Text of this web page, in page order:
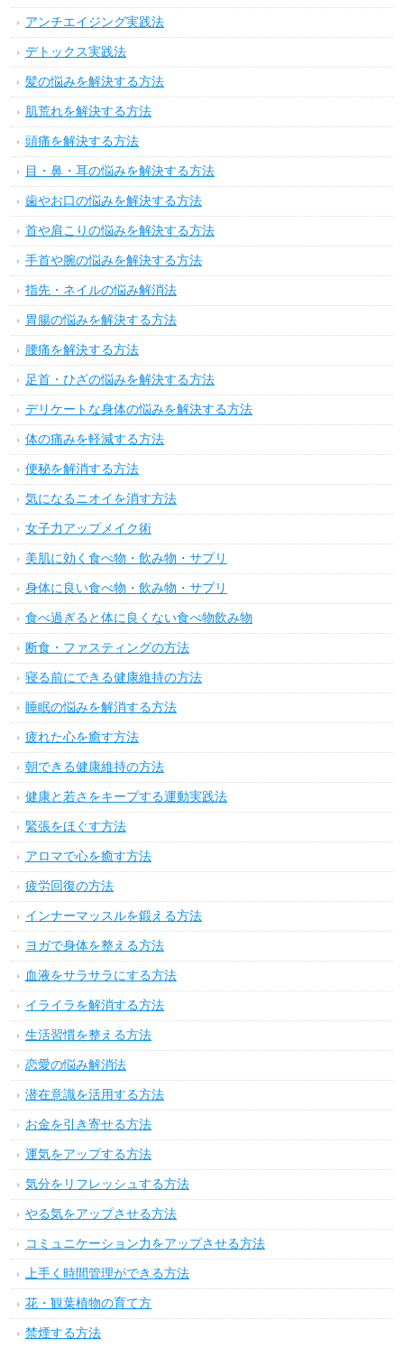
アンチエイジング実践法
デトックス実践法
髪の悩みを解決する方法
肌荒れを解決する方法
頭痛を解決する方法
目・鼻・耳の悩みを解決する方法
歯やお口の悩みを解決する方法
首や肩こりの悩みを解決する方法
手首や腕の悩みを解決する方法
指先・ネイルの悩み解消法
胃腸の悩みを解決する方法
腰痛を解決する方法
足首・ひざの悩みを解決する方法
デリケートな身体の悩みを解決する方法
体の痛みを軽減する方法
便秘を解消する方法
気になるニオイを消す方法
女子力アップメイク術
美肌に効く食べ物・飲み物・サプリ
身体に良い食べ物・飲み物・サプリ
食べ過ぎると体に良くない食べ物飲み物
断食・ファスティングの方法
寝る前にできる健康維持の方法
睡眠の悩みを解消する方法
疲れた心を癒す方法
朝できる健康維持の方法
健康と若さをキープする運動実践法
緊張をほぐす方法
アロマで心を癒す方法
疲労回復の方法
インナーマッスルを鍛える方法
ヨガで身体を整える方法
血液をサラサラにする方法
イライラを解消する方法
生活習慣を整える方法
恋愛の悩み解消法
潜在意識を活用する方法
お金を引き寄せる方法
運気をアップする方法
気分をリフレッシュする方法
やる気をアップさせる方法
コミュニケーション力をアップさせる方法
上手く時間管理ができる方法
花・観葉植物の育て方
禁煙する方法